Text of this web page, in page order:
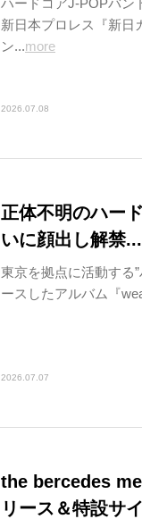
ハードコアJ-POPバン
新日本プロレス『新日
ン...more
2026.07.08
正体不明のハー
いに顔出し解禁
東京を拠点に活動する
ースしたアルバム『
2026.07.07
the bercedes
リース＆特設サ